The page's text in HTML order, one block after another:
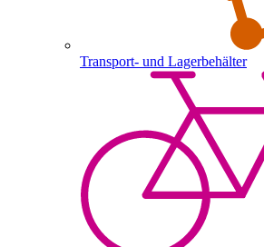
Transport- und Lagerbehälter